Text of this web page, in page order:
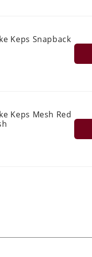
Keps Snapback
Keps Mesh Red